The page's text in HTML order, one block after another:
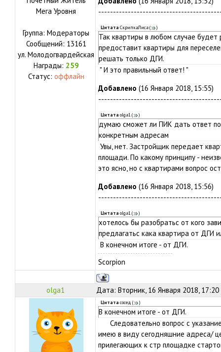
Мега Уровня
Группа: Модераторы
Сообщений: 13161
ул. Молодогвардейская
Награды: 259
Статус: оффлайн
Цитата СкрипкаЛиса( )
Так квартиры в любом случае
предоставит квартиры для
решать только ДГИ.
" И это правильный ответ! "
Добавлено (16 Января 2018, 15:55)
Цитата olga1( )
думаю сможет ли ПИК дать ответ
конкретным адресам
Увы, нет. Застройщик передает
площади. По какому принципу -
это ясно, но с квартирами вопрос
Добавлено (16 Января 2018, 15:56)
Цитата olga1( )
хотелось бы разобратьс от кого
предлагатьс кака квартира от ДГИ
В конечном итоге - от ДГИ.
Scorpion
olga1 Дата: Вторник, 16 Января 2018,
Цитата сосед ( )
В конечном итоге - от ДГИ.
Следовательно вопрос с
имею в виду сегодняшние адреса/
прилегающих к стр площадке